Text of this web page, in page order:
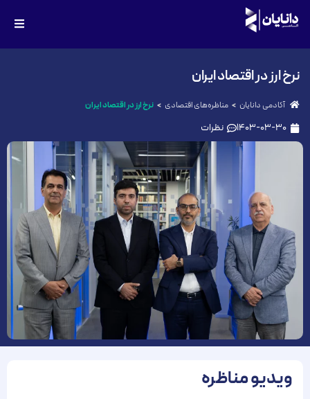
نرخ ارز در اقتصاد ایران
آکادمی دانایان مناظره‌های اقتصادی نرخ ارز در اقتصاد ایران
1403-03-30 نظرات
ویدیو مناظره